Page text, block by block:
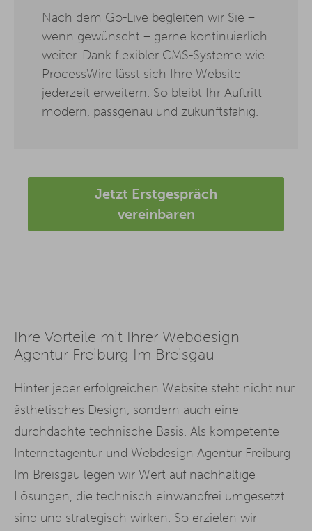
Nach dem Go-Live begleiten wir Sie –
wenn gewünscht – gerne kontinuierlich
weiter. Dank flexibler CMS-Systeme wie
ProcessWire lässt sich Ihre Website
jederzeit erweitern. So bleibt Ihr Auftritt
modern, passgenau und zukunftsfähig.
Jetzt Erstgespräch
vereinbaren
Ihre Vorteile mit Ihrer Webdesign
Agentur Freiburg Im Breisgau
Hinter jeder erfolgreichen Website steht nicht nur
ästhetisches Design, sondern auch eine
durchdachte technische Basis. Als kompetente
Internetagentur und Webdesign Agentur Freiburg
Im Breisgau legen wir Wert auf nachhaltige
Lösungen, die technisch einwandfrei umgesetzt
sind und strategisch wirken. So erzielen wir